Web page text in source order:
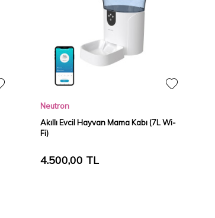
Neutron
Akıllı Evcil Hayvan Mama Kabı (7L Wi-
Fi)
4.500,00 TL